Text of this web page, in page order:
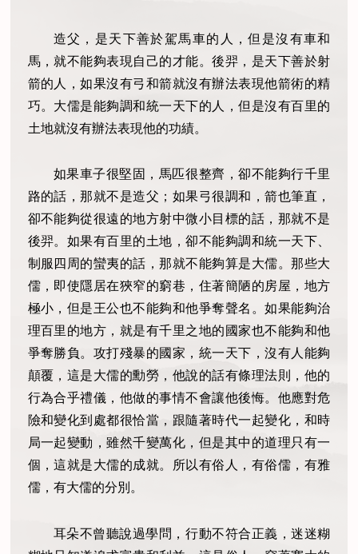
造父，是天下善於駕馬車的人，但是沒有車和
馬，就不能夠表現自己的才能。後羿，是天下善於射
箭的人，如果沒有弓和箭就沒有辦法表現他箭術的精
巧。大儒是能夠調和統一天下的人，但是沒有百里的
土地就沒有辦法表現他的功績。
如果車子很堅固，馬匹很整齊，卻不能夠行千里
路的話，那就不是造父；如果弓很調和，箭也筆直，
卻不能夠從很遠的地方射中微小目標的話，那就不是
後羿。如果有百里的土地，卻不能夠調和統一天下、
制服四周的蠻夷的話，那就不能夠算是大儒。那些大
儒，即使隱居在狹窄的窮巷，住著簡陋的房屋，地方
極小，但是王公也不能夠和他爭奪聲名。如果能夠治
理百里的地方，就是有千里之地的國家也不能夠和他
爭奪勝負。攻打殘暴的國家，統一天下，沒有人能夠
顛覆，這是大儒的勳勞，他說的話有條理法則，他的
行為合乎禮儀，他做的事情不會讓他後悔。他應對危
險和變化到處都很恰當，跟隨著時代一起變化，和時
局一起變動，雖然千變萬化，但是其中的道理只有一
個，這就是大儒的成就。所以有俗人，有俗儒，有雅
儒，有大儒的分別。
耳朵不曾聽說過學問，行動不符合正義，迷迷糊